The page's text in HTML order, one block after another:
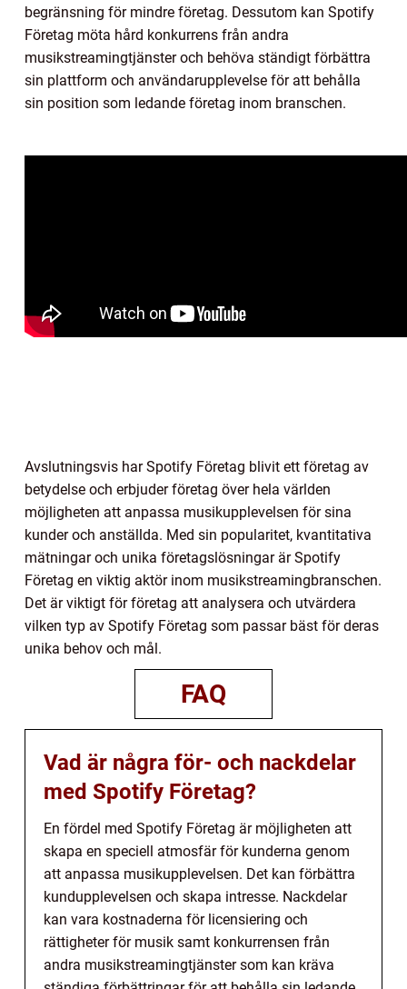
begränsning för mindre företag. Dessutom kan Spotify
Företag möta hård konkurrens från andra
musikstreamingtjänster och behöva ständigt förbättra
sin plattform och användarupplevelse för att behålla
sin position som ledande företag inom branschen.
Avslutningsvis har Spotify Företag blivit ett företag av
betydelse och erbjuder företag över hela världen
möjligheten att anpassa musikupplevelsen för sina
kunder och anställda. Med sin popularitet, kvantitativa
mätningar och unika företagslösningar är Spotify
Företag en viktig aktör inom musikstreamingbranschen.
Det är viktigt för företag att analysera och utvärdera
vilken typ av Spotify Företag som passar bäst för deras
unika behov och mål.
FAQ
Vad är några för- och nackdelar
med Spotify Företag?
En fördel med Spotify Företag är möjligheten att
skapa en speciell atmosfär för kunderna genom
att anpassa musikupplevelsen. Det kan förbättra
kundupplevelsen och skapa intresse. Nackdelar
kan vara kostnaderna för licensiering och
rättigheter för musik samt konkurrensen från
andra musikstreamingtjänster som kan kräva